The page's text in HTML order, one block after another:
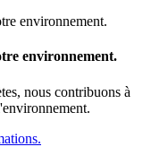
environnement.
nous contribuons à